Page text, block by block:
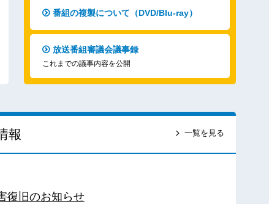
番組の複製について（DVD/Blu-ray）
放送番組審議会議事録
これまでの議事内容を公開
報 一覧を見る
復旧のお知らせ